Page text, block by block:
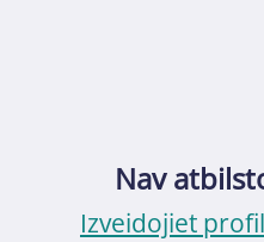
Nav
Izveidojiet